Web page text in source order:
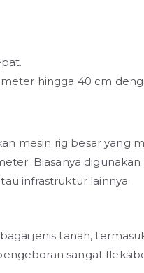
hingga 40 cm
mesin rig besar yang
Biasanya
infrastruktur lainnya.
jenis tanah,
sangat